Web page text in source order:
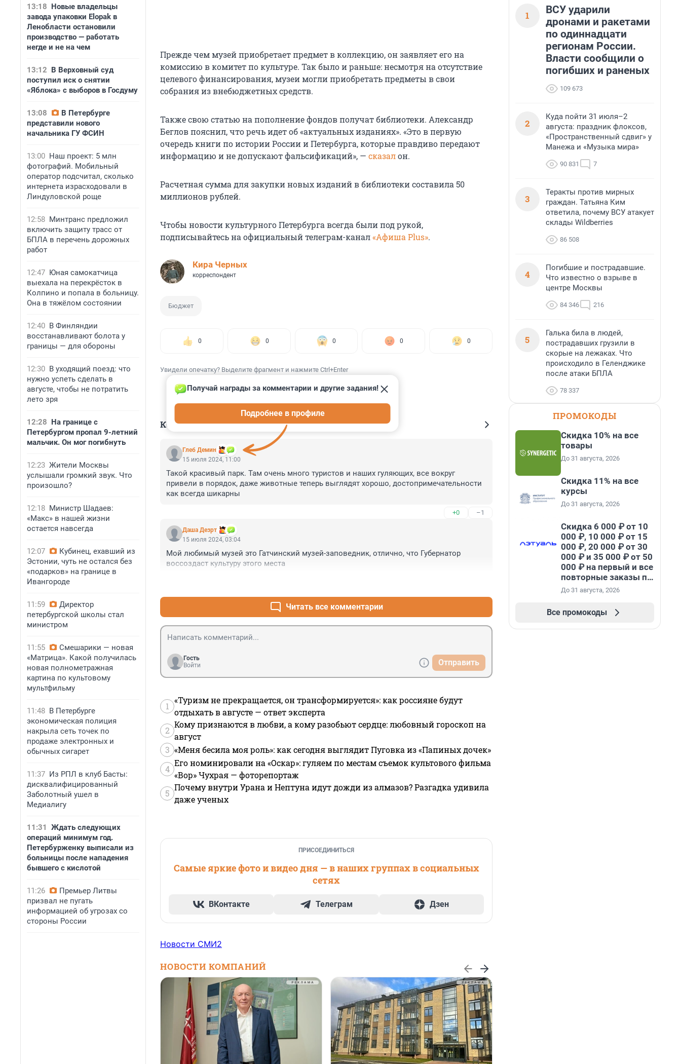
13:18 Новые владельцы
завода упаковки Elopak в
Ленобласти остановили
производство — работать
негде и не на чем
13:12 В Верховный суд
поступил иск о снятии
«Яблока» с выборов в Госдуму
13:08
В Петербурге
представили нового
начальника ГУ ФСИН
13:00 Наш проект: 5 млн
фотографий. Мобильный
оператор подсчитал, сколько
интернета израсходовали в
Линдуловской роще
12:58 Минтранс предложил
включить защиту трасс от
БПЛА в перечень дорожных
работ
12:47 Юная самокатчица
выехала на перекрёсток в
Колпино и попала в больницу.
Она в тяжёлом состоянии
12:40 В Финляндии
восстанавливают болота у
границы — для обороны
12:30 В уходящий поезд: что
нужно успеть сделать в
августе, чтобы не потратить
лето зря
12:28 На границе с
Петербургом пропал 9-летний
мальчик. Он мог погибнуть
12:23 Жители Москвы
услышали громкий звук. Что
произошло?
12:18 Министр Шадаев:
«Макс» в нашей жизни
остается навсегда
12:07
Кубинец, ехавший из
Эстонии, чуть не остался без
«подарков» на границе в
Ивангороде
11:59
Директор
петербургской школы стал
министром
11:55
Смешарики — новая
«Матрица». Какой получилась
новая полнометражная
картина по культовому
мультфильму
11:48 В Петербурге
экономическая полиция
накрыла сеть точек по
продаже электронных и
обычных сигарет
11:37 Из РПЛ в клуб Басты:
дисквалифицированный
Заболотный ушел в
Медиалигу
11:31
Ждать следующих
операций минимум год.
Петербурженку выписали из
больницы после нападения
бывшего с кислотой
11:26
Премьер Литвы
призвал не пугать
информацией об угрозах со
стороны России
Прежде чем музей приобретает предмет в коллекцию, он заявляет его на
комиссию в комитет по культуре. Так было и раньше: несмотря на отсутствие
целевого финансирования, музеи могли приобретать предметы в свои
собрания из внебюджетных средств.
Также свою статью на пополнение фондов получат библиотеки. Александр
Беглов пояснил, что речь идет об «актуальных изданиях». «Это в первую
очередь книги по истории России и Петербурга, которые правдиво передают
информацию и не допускают фальсификаций», — сказалон.
Расчетная сумма для закупки новых изданий в библиотеки составила 50
миллионов рублей.
Чтобы новости культурного Петербурга всегда были под рукой,
подписывайтесь на официальный телеграм-канал«Афиша Plus».
Кира Черных
корреспондент
Бюджет
0 0 0 0 0
Увидели опечатку? Выделите фрагмент и нажмите Ctrl+Enter
КОММЕНТАРИИ 6
Глеб Демин
Получай награды за комментарии и другие задания!
Подробнее в профиле
15 июля 2024, 11:00
Такой красивый парк. Там очень много туристов и наших гуляющих, все вокруг
привели в порядок, даже животные теперь выглядят хорошо, достопримечательности
как всегда шикарны
+0 –1
Даша Дезрт
15 июля 2024, 03:04
Мой любимый музей это Гатчинский музей-заповедник, отлично, что Губернатор
воссоздаст культуру этого места
Читать все комментарии
Гость
Войти
Отправить
1
«Туризм не прекращается, он трансформируется»: как россияне будут
отдыхать в августе — ответ эксперта
2
Кому признаются в любви, а кому разобьют сердце: любовный гороскоп на
август
3 «Меня бесила моя роль»: как сегодня выглядит Пуговка из «Папиных дочек»
4
Его номинировали на «Оскар»: гуляем по местам съемок культового фильма
«Вор» Чухрая — фоторепортаж
5
Почему внутри Урана и Нептуна идут дожди из алмазов? Разгадка удивила
даже ученых
ПРИСОЕДИНИТЬСЯ
Самые яркие фото и видео дня — в наших группах в социальных
сетях
ВКонтакте Телеграм Дзен
Новости СМИ2
НОВОСТИ КОМПАНИЙ
1
ВСУ ударили
дронами и ракетами
по одиннадцати
регионам России.
Власти сообщили о
погибших и раненых
109 673
2
Куда пойти 31 июля–2
августа: праздник флоксов,
«Пространственный сдвиг» у
Манежа и «Музыка мира»
90 831 7
3
Теракты против мирных
граждан. Татьяна Ким
ответила, почему ВСУ атакует
склады Wildberries
86 508
4
Погибшие и пострадавшие.
Что известно о взрыве в
центре Москвы
84 346 216
5
Галька била в людей,
пострадавших грузили в
скорые на лежаках. Что
происходило в Геленджике
после атаки БПЛА
78 337
ПРОМОКОДЫ
Скидка 10% на все
товары
До 31 августа, 2026
Скидка 11% на все
курсы
До 31 августа, 2026
Скидка 6 000 ₽ от 10
000 ₽, 10 000 ₽ от 15
000 ₽, 20 000 ₽ от 30
000 ₽ и 35 000 ₽ от 50
000 ₽ на первый и все
повторные заказы по
промокоду НАБЕРИ
До 31 августа, 2026
Все промокоды